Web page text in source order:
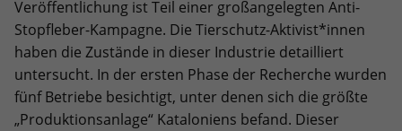
Veröffentlichung ist Teil einer großangelegten Anti-
Stopfleber-Kampagne. Die Tierschutz-Aktivist*innen
haben die Zustände in dieser Industrie detailliert
untersucht. In der ersten Phase der Recherche wurden
fünf Betriebe besichtigt, unter denen sich die größte
„Produktionsanlage“ Kataloniens befand. Dieser